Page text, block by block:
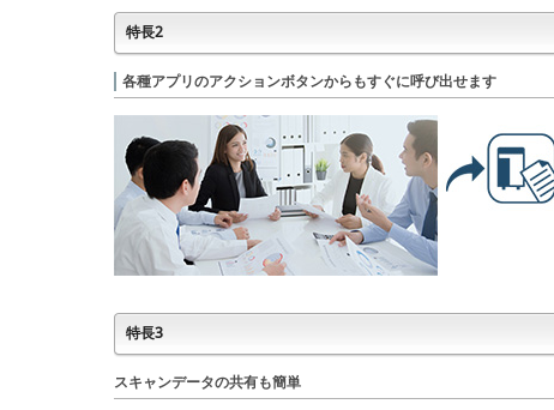
特長2
各種アプリのアクションボタンからもすぐに呼び出せます
特長3
スキャンデータの共有も簡単